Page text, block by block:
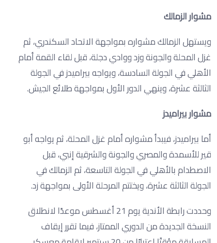
مشوار الزمالك
ويستهل الزمالك مشواره بمواجهة الاتحاد السكندري، ثم
غزل المحلة والجونة وزد ووادي دجلة، قبل لقاء القمة أمام
الأهلي في الجولة السادسة، ويواجه بيراميدز في الجولة
الثالثة عشرة، وينهي الدور الأول بمواجهة طلائع الجيش.
مشوار بيراميدز
أما بيراميدز، فيبدأ مشواره أمام غزل المحلة، ثم يواجه أبو
قير للأسمدة والمصري والجونة والشرقية إنبي، قبل
الاصطدام بالأهلي في الجولة التاسعة، ثم الزمالك في
الجولة الثالثة عشرة، ويختتم المرحلة الأولى بمواجهة زد.
وحددت رابطة الأندية يوم 21 أغسطس موعدًا لانطلاق
النسخة الجديدة من الدوري الممتاز، فيما تقرر إيقاف